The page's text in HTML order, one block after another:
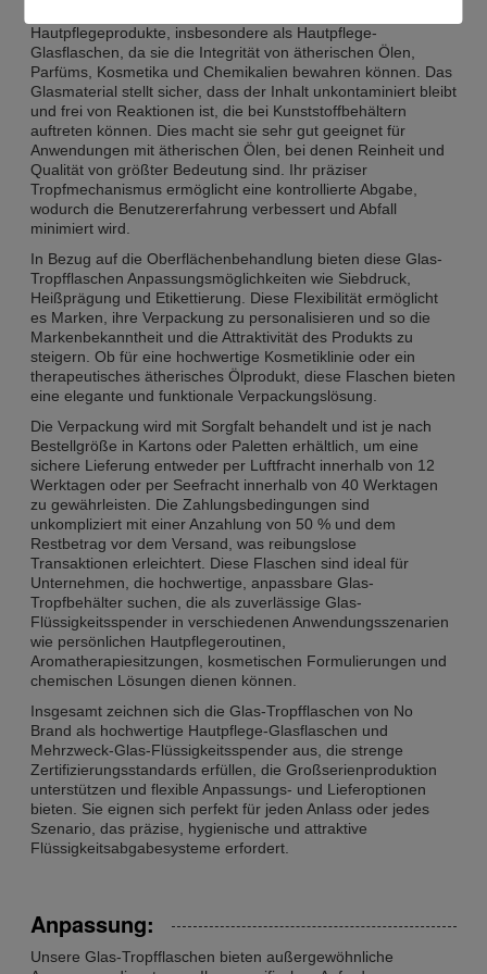
Hautpflegeprodukte, insbesondere als Hautpflege-
Glasflaschen, da sie die Integrität von ätherischen Ölen,
Parfüms, Kosmetika und Chemikalien bewahren können. Das
Glasmaterial stellt sicher, dass der Inhalt unkontaminiert bleibt
und frei von Reaktionen ist, die bei Kunststoffbehältern
auftreten können. Dies macht sie sehr gut geeignet für
Anwendungen mit ätherischen Ölen, bei denen Reinheit und
Qualität von größter Bedeutung sind. Ihr präziser
Tropfmechanismus ermöglicht eine kontrollierte Abgabe,
wodurch die Benutzererfahrung verbessert und Abfall
minimiert wird.
In Bezug auf die Oberflächenbehandlung bieten diese Glas-
Tropfflaschen Anpassungsmöglichkeiten wie Siebdruck,
Heißprägung und Etikettierung. Diese Flexibilität ermöglicht
es Marken, ihre Verpackung zu personalisieren und so die
Markenbekanntheit und die Attraktivität des Produkts zu
steigern. Ob für eine hochwertige Kosmetiklinie oder ein
therapeutisches ätherisches Ölprodukt, diese Flaschen bieten
eine elegante und funktionale Verpackungslösung.
Die Verpackung wird mit Sorgfalt behandelt und ist je nach
Bestellgröße in Kartons oder Paletten erhältlich, um eine
sichere Lieferung entweder per Luftfracht innerhalb von 12
Werktagen oder per Seefracht innerhalb von 40 Werktagen
zu gewährleisten. Die Zahlungsbedingungen sind
unkompliziert mit einer Anzahlung von 50 % und dem
Restbetrag vor dem Versand, was reibungslose
Transaktionen erleichtert. Diese Flaschen sind ideal für
Unternehmen, die hochwertige, anpassbare Glas-
Tropfbehälter suchen, die als zuverlässige Glas-
Flüssigkeitsspender in verschiedenen Anwendungsszenarien
wie persönlichen Hautpflegeroutinen,
Aromatherapiesitzungen, kosmetischen Formulierungen und
chemischen Lösungen dienen können.
Insgesamt zeichnen sich die Glas-Tropfflaschen von No
Brand als hochwertige Hautpflege-Glasflaschen und
Mehrzweck-Glas-Flüssigkeitsspender aus, die strenge
Zertifizierungsstandards erfüllen, die Großserienproduktion
unterstützen und flexible Anpassungs- und Lieferoptionen
bieten. Sie eignen sich perfekt für jeden Anlass oder jedes
Szenario, das präzise, hygienische und attraktive
Flüssigkeitsabgabesysteme erfordert.
Anpassung:
Unsere Glas-Tropfflaschen bieten außergewöhnliche